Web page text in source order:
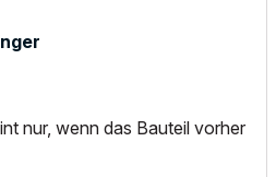
nur, wenn das Bauteil vorher